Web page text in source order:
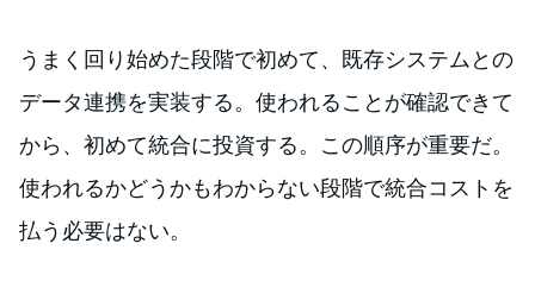
うまく回り始めた段階で初めて、既存システムとの
データ連携を実装する。使われることが確認できて
から、初めて統合に投資する。この順序が重要だ。
使われるかどうかもわからない段階で統合コストを
払う必要はない。